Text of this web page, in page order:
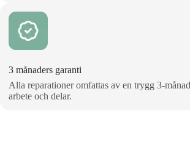
3 månaders garanti
Alla reparationer omfattas av en trygg
arbete och delar.